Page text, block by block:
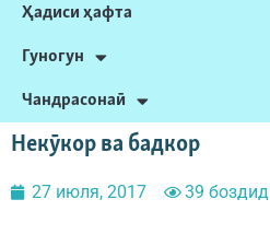
Ҳадиси ҳафта
Гуногун
Чандрасонаӣ
Некӯкор ва бадкор
27 июля, 2017 39 боздид